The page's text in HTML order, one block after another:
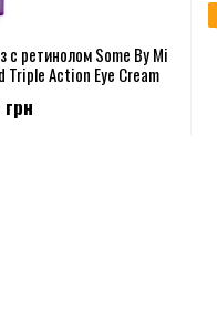
с ретинолом Some By Mi
Action Eye Cream